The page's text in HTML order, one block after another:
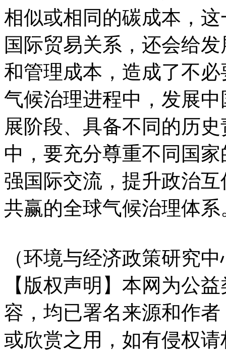
相似或相同的碳成本，
国际贸易关系，还会给
和管理成本，造成了不
气候治理进程中，发展
展阶段、具备不同的历
中，要充分尊重不同国
强国际交流，提升政治
共赢的全球气候治理体系
（环境与经济政策研究
【版权声明】本网为公
容，均已署名来源和作
或欣赏之用，如有侵权